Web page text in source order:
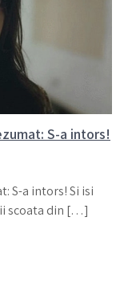
S-a intors!
S-a intors! Si isi
scoata din […]